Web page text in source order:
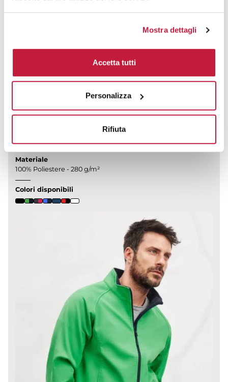
Mostra dettagli
Accetta tutti
Personalizza
Rifiuta
prezzo da € 31,47
Men's promo softshell jacket
JN1130
Materiale
100% Poliestere - 280 g/m²
Colori disponibili